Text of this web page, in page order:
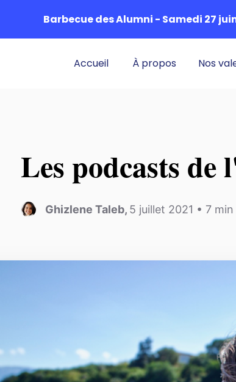
Barbecue des Alumni - Samedi 27 juin
Accueil À propos Nos
Les podcasts de
Ghizlene Taleb, 5 juillet 2021 • 7 min